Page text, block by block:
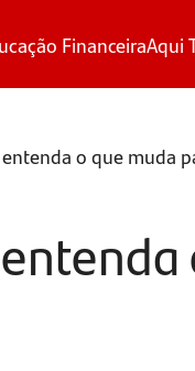
FinanceiraAqui
o que muda